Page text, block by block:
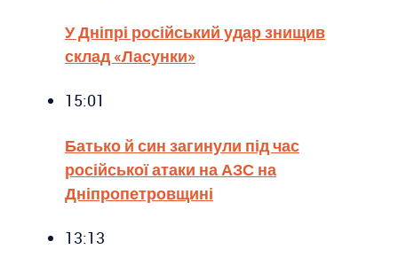
У Дніпрі російський удар знищив
склад «Ласунки»
15:01
Батько й син загинули під час
російської атаки на АЗС на
Дніпропетровщині
13:13